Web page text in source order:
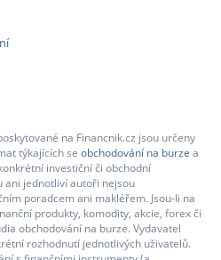
na Financnik.cz jsou určeny
týkajících se obchodování na burze a
investiční či obchodní
ani jednotliví autoři nejsou
poradcem ani makléřem. Jsou-li na
produkty, komodity, akcie, forex či
obchodování na burze. Vydavatel
rozhodnutí jednotlivých uživatelů.